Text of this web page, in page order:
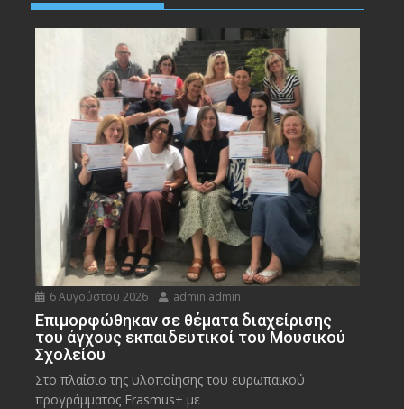
6 Αυγούστου 2026 admin admin
Eπιμορφώθηκαν σε θέματα διαχείρισης
του άγχους εκπαιδευτικοί του Μουσικού
Σχολείου
Στο πλαίσιο της υλοποίησης του ευρωπαϊκού
προγράμματος Erasmus+ με